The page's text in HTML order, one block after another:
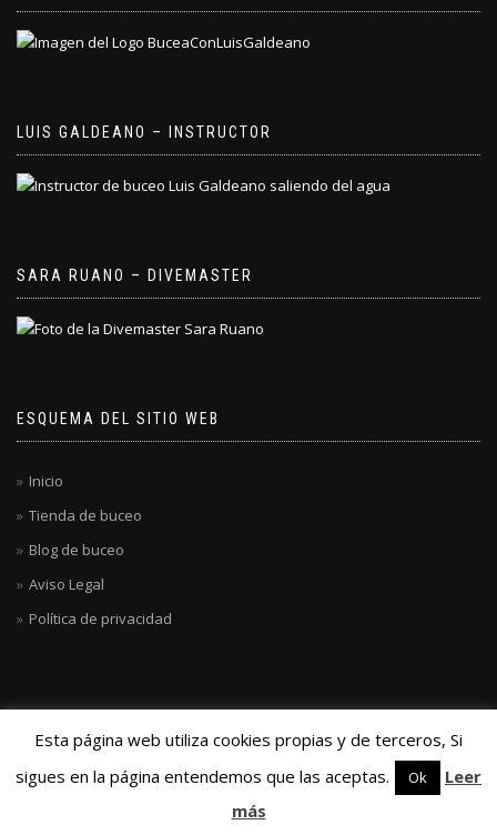
LUIS GALDEANO – INSTRUCTOR
SARA RUANO – DIVEMASTER
ESQUEMA DEL SITIO WEB
Inicio
Tienda de buceo
Blog de buceo
Aviso Legal
Política de privacidad
creado con
Esta página web utiliza cookies propias y de terceros, Si
sigues en la página entendemos que las aceptas.
Ok
Leer
más